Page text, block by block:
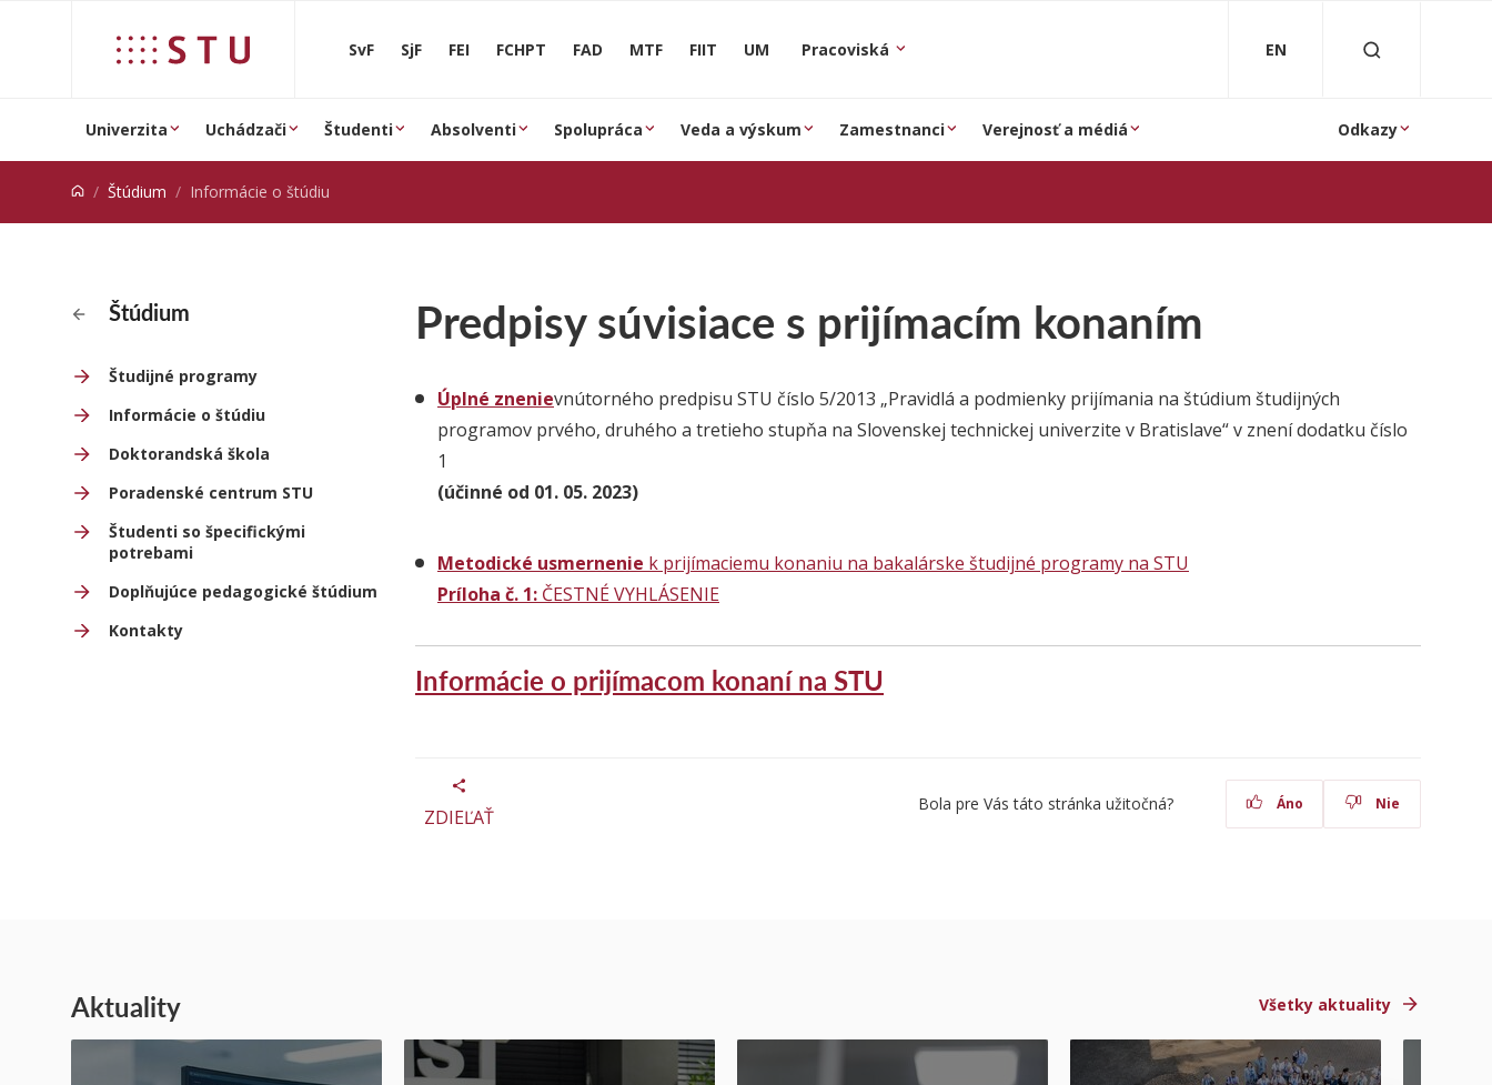
SvF SjF FEI FCHPT FAD MTF FIIT UM Pracoviská EN
Univerzita Uchádzači Študenti Absolventi Spolupráca Veda a výskum Zamestnanci Verejnosť a médiá Odkazy
Štúdium Informácie o štúdiu
Štúdium
Študijné programy
Informácie o štúdiu
Doktorandská škola
Poradenské centrum STU
Študenti so špecifickými
potrebami
Doplňujúce pedagogické štúdium
Kontakty
Predpisy súvisiace s prijímacím konaním
Úplné znenievnútorného predpisu STU číslo 5/2013 „Pravidlá a podmienky prijímania na štúdium študijných
programov prvého, druhého a tretieho stupňa na Slovenskej technickej univerzite v Bratislave“ v znení dodatku číslo
1
(účinné od 01. 05. 2023)
Metodické usmernenie k prijímaciemu konaniu na bakalárske študijné programy na STU
Príloha č. 1: ČESTNÉ VYHLÁSENIE
Informácie o prijímacom konaní na STU
ZDIEĽAŤ
Bola pre Vás táto stránka užitočná? Áno Nie
Aktuality Všetky aktuality